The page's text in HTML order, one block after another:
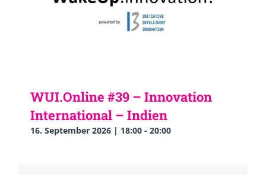
WUI.Online #39 – Innovation
International – Indien
16. September 2026 | 18:00 - 20:00